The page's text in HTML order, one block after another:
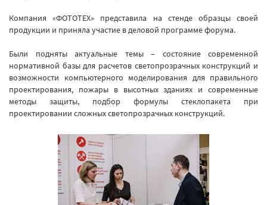
Компания «ФОТОТЕХ» представила на стенде образцы своей
продукции и приняла участие в деловой программе форума.
Были подняты актуальные темы – состояние современной
нормативной базы для расчетов светопрозрачных конструкций и
возможности компьютерного моделирования для правильного
проектирования, пожары в высотных зданиях и современные
методы защиты, подбор формулы стеклопакета при
проектировании сложных светопрозрачных конструкций.